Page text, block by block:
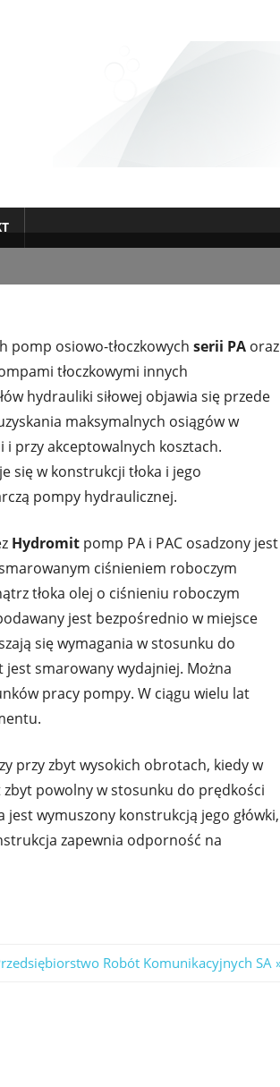
pomp osiowo-tłoczkowych serii PA oraz
tłoczkowymi innych
hydrauliki siłowej objawia się przede
maksymalnych osiągów w
przy akceptowalnych kosztach.
się w konstrukcji tłoka i jego
pompy hydraulicznej.
Hydromit pomp PA i PAC osadzony jest
ciśnieniem roboczym
tłoka olej o ciśnieniu roboczym
jest bezpośrednio w miejsce
się wymagania w stosunku do
jest smarowany wydajniej. Można
pracy pompy. W ciągu wielu lat
przy zbyt wysokich obrotach, kiedy w
powolny w stosunku do prędkości
wymuszony konstrukcją jego główki,
zapewnia odporność na
Robót Komunikacyjnych SA